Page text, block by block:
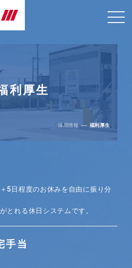
利厚生
採用情報 福利厚生
5日程度のお休みを自由に振り分
とれる休日システムです。
手当